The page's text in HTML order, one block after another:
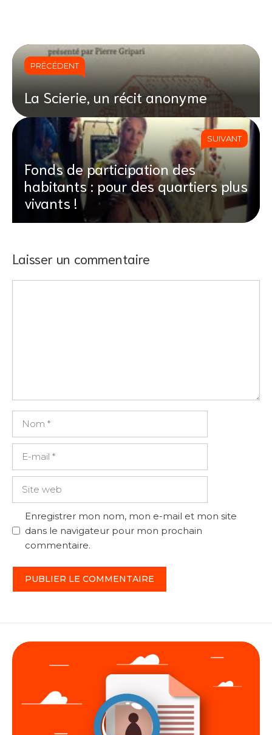
PRÉCÉDENT
La Scierie, un récit anonyme
SUIVANT
Fonds de participation des
habitants : pour des quartiers plus
vivants !
Laisser un commentaire
Enregistrer mon nom, mon e-mail et mon site
dans le navigateur pour mon prochain
commentaire.